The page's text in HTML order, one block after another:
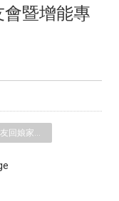
會暨增能專
114.03.08系友回娘家專題演講海報.pdf